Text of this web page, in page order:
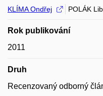
KLÍMA Ondřej POLÁK
Rok publikování
2011
Druh
Recenzovaný odborný